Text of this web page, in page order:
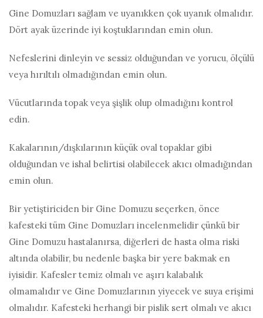
Gine Domuzları sağlam ve uyanıkken çok uyanık olmalıdır.
Dört ayak üzerinde iyi koştuklarından emin olun.
Nefeslerini dinleyin ve sessiz olduğundan ve yorucu, ölçülü
veya hırıltılı olmadığından emin olun.
Vücutlarında topak veya şişlik olup olmadığını kontrol
edin.
Kakalarının/dışkılarının küçük oval topaklar gibi
olduğundan ve ishal belirtisi olabilecek akıcı olmadığından
emin olun.
Bir yetiştiriciden bir Gine Domuzu seçerken, önce
kafesteki tüm Gine Domuzları incelenmelidir çünkü bir
Gine Domuzu hastalanırsa, diğerleri de hasta olma riski
altında olabilir, bu nedenle başka bir yere bakmak en
iyisidir. Kafesler temiz olmalı ve aşırı kalabalık
olmamalıdır ve Gine Domuzlarının yiyecek ve suya erişimi
olmalıdır. Kafesteki herhangi bir pislik sert olmalı ve akıcı